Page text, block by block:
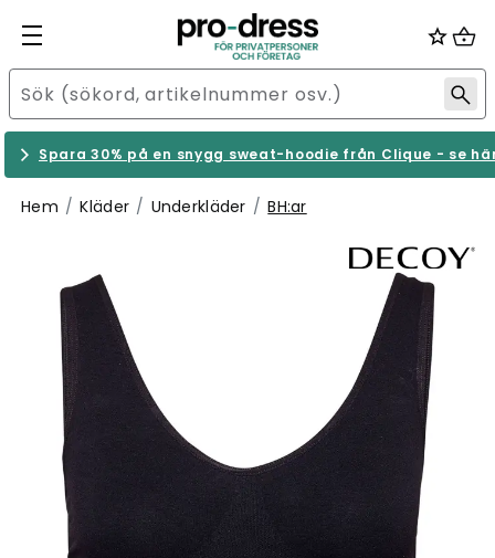
Spara 30% på en snygg sweat-hoodie från Clique - se
Hem Kläder Underkläder BH:ar